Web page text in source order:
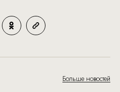
Больше новостей